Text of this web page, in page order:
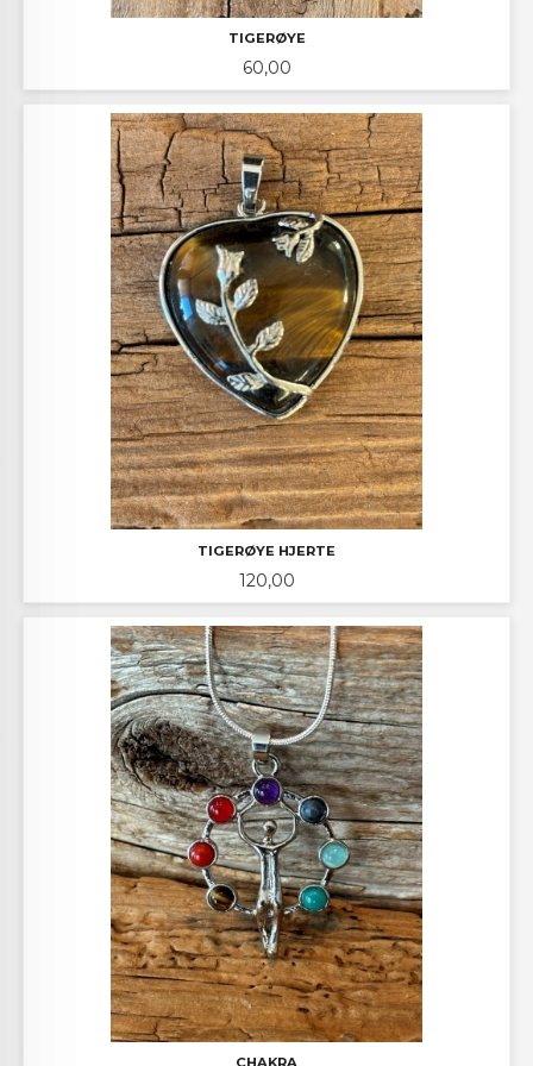
TIGERØYE
Pris
60,00
TIGERØYE HJERTE
Pris
120,00